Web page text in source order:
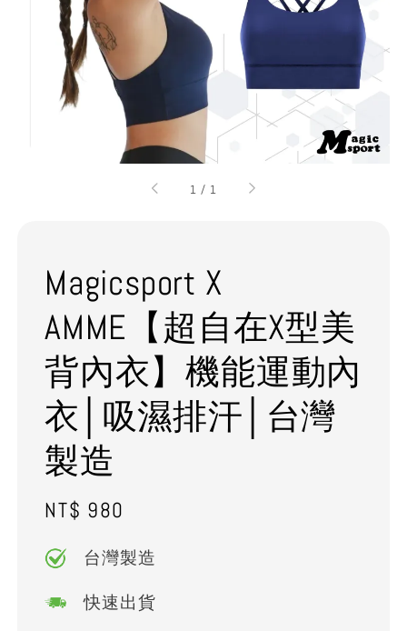
1 / 1
Magicsport X
AMME【超自在X型美
背內衣】機能運動內
衣│吸濕排汗│台灣
製造
Regular
NT$ 980
台灣製造
快速出貨